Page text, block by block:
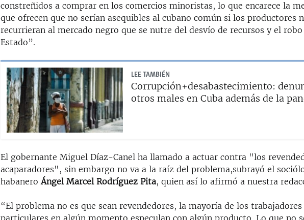
constreñidos a comprar en los comercios minoristas, lo que encarece la
que ofrecen que no serían asequibles al cubano común si los productores
recurrieran al mercado negro que se nutre del desvío de recursos y el
Estado”.
LEE TAMBIÉN
Corrupción+desabastecimiento:
otros males en Cuba además de la
El gobernante Miguel Díaz-Canel ha llamado a actuar contra "los
acaparadores", sin embargo no va a la raíz del problema,subrayó el
habaneroÁngel Marcel Rodríguez Pita, quien así lo afirmó a nuestra
“El problema no es que sean revendedores, la mayoría de los trabajadores